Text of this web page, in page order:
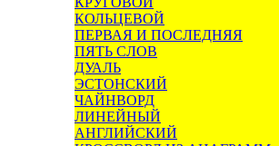
КОЛЬЦЕВОЙ
ПЕРВАЯ И ПОСЛЕДНЯЯ
ПЯТЬ СЛОВ
ДУАЛЬ
ЭСТОНСКИЙ
ЧАЙНВОРД
ЛИНЕЙНЫЙ
АНГЛИЙСКИЙ